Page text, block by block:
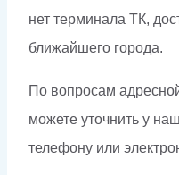
нет терминала ТК,
ближайшего города.
По вопросам
можете уточнить у
телефону или